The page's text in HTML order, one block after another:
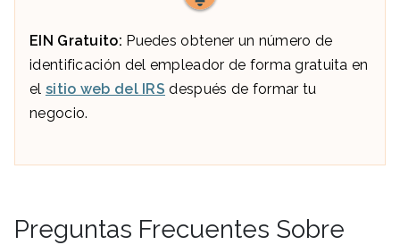
EIN Gratuito: Puedes obtener un número de
identificación del empleador de forma gratuita en
el sitio web del IRS después de formar tu
negocio.
Preguntas Frecuentes Sobre